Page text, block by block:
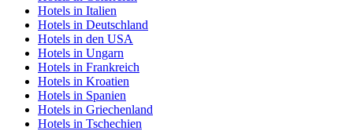
Hotels in Italien
Hotels in Deutschland
Hotels in den USA
Hotels in Ungarn
Hotels in Frankreich
Hotels in Kroatien
Hotels in Spanien
Hotels in Griechenland
Hotels in Tschechien